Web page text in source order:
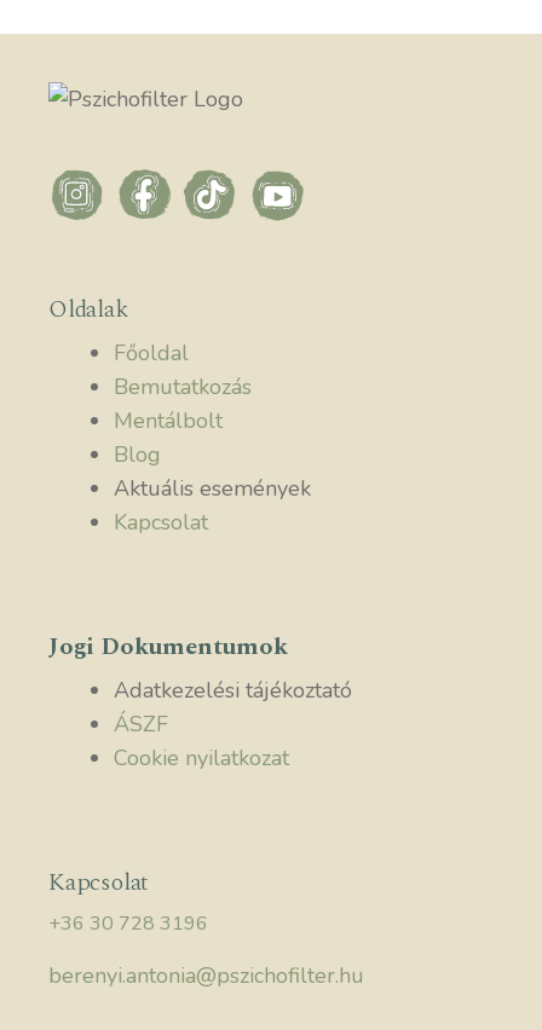
Oldalak
Főoldal
Bemutatkozás
Mentálbolt
Blog
Aktuális események
Kapcsolat
Jogi Dokumentumok
Adatkezelési tájékoztató
ÁSZF
Cookie nyilatkozat
Kapcsolat
+36 30 728 3196
berenyi.antonia@pszichofilter.hu